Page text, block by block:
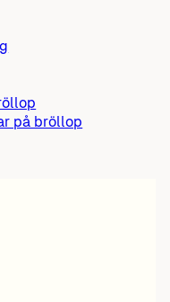
på bröllop